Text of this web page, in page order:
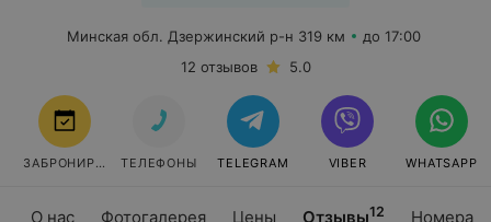
О нас Фотогалерея Цены Отзывы12 Номера
Минская обл. Дзержинский р-н 319 км
до 17:00
12 отзывов
5.0
ЗАБРОНИРОВАТЬТЕЛЕФОНЫ TELEGRAM VIBER WHATSAPP